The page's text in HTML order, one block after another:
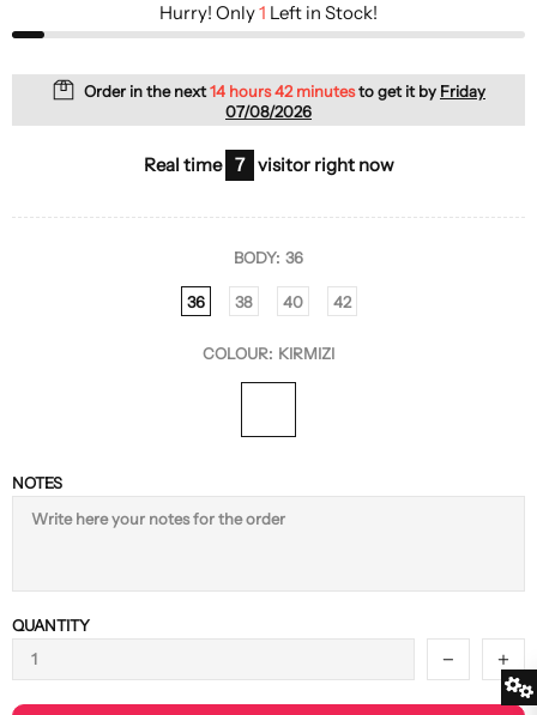
Hurry! Only1 Left in Stock!
Order in the next14 hours 42 minutesto get it by Friday
07/08/2026
Real time 3 visitor right now
BODY: 36
36 38 40 42
COLOUR: KIRMIZI
NOTES
QUANTITY